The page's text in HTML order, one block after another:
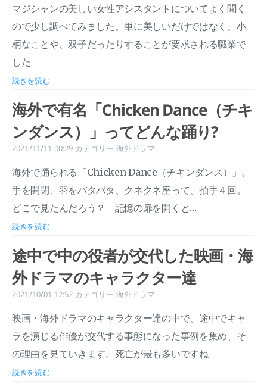
マジシャンの美しい女性アシスタントについてよく聞く
ので少し調べてみました。単に美しいだけではなく、小
柄なことや、双子だったりすることが要求される職業で
した
続きを読む
海外で有名「Chicken Dance（チキ
ンダンス）」ってどんな踊り?
2021/11/11 00:29 カテゴリー 海外ドラマ
海外で踊られる「Chicken Dance（チキンダンス）」。
手を開閉、羽をバタバタ、クネクネ座って、拍手４回。
どこで見たんだろう？ 記憶の扉を開くと…
続きを読む
途中で中の役者が交代した映画・海
外ドラマのキャラクター達
2021/10/01 12:52 カテゴリー 海外ドラマ
映画・海外ドラマのキャラクター達の中で、途中でキャ
ラを演じる俳優が交代する事態になった事例を集め、そ
の理由を見ていきます。死亡が最も多いですね
続きを読む